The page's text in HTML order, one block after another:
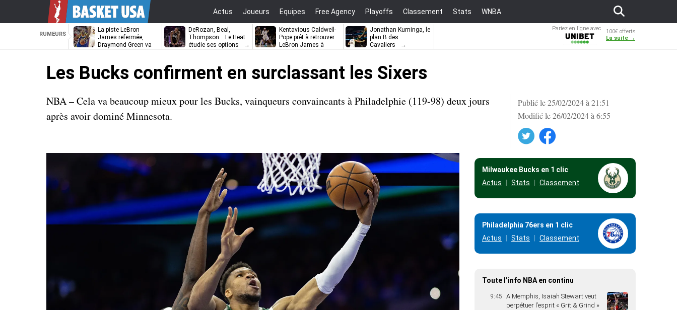
Actus Joueurs Equipes Free Agency Playoffs Classement Stats WNBA
RUMEURS
La piste LeBron
James refermée,
Draymond Green va
DeRozan, Beal,
Thompson… Le Heat
étudie ses options
Kentavious Caldwell-
Pope prêt à retrouver
LeBron James à
Jonathan Kuminga, le
plan B des
Cavaliers
Pariez en ligne avec
100€ offerts
La suite →
Les Bucks confirment en surclassant les Sixers
Publié le 25/02/2024 à 21:51
Modifié le 26/02/2024 à 6:55
Facebook
NBA – Cela va beaucoup mieux pour les Bucks, vainqueurs convaincants à Philadelphie (119-98) deux jours
après avoir dominé Minnesota.
Milwaukee Bucks en 1 clic
Actus
Stats Classement
Philadelphia 76ers en 1 clic
Actus
Stats Classement
Toute l’info NBA en continu
9:45
A Memphis, Isaiah Stewart veut
perpétuer l’esprit « Grit & Grind »